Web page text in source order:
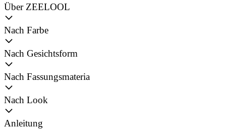
Über ZEELOOL
Nach Farbe
Nach Gesichtsform
Nach Fassungsmateria
Nach Look
Anleitung